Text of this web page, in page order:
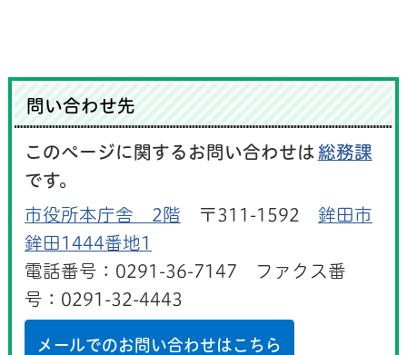
問い合わせ先
このページに関するお問い合わせは 総務課
です。
市役所本庁舎 2階 〒311-1592 鉾田市
鉾田1444番地1
電話番号：0291-36-7147 ファクス番
号：0291-32-4443
メールでのお問い合わせはこちら